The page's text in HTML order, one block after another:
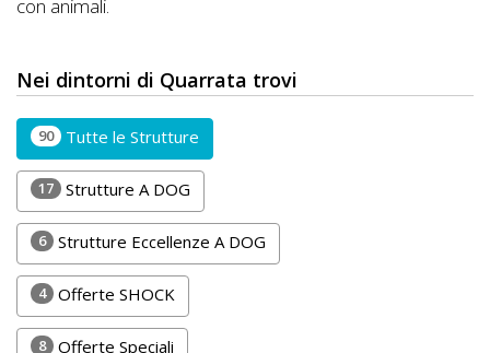
SCONTO
Video
Tutorial
Lavora
con
Noi
Inserisci
Attività
con animali.
Nei dintorni di Quarrata trovi
90 Tutte le Strutture
17 Strutture A DOG
6 Strutture Eccellenze A DOG
4 Offerte SHOCK
8 Offerte Speciali